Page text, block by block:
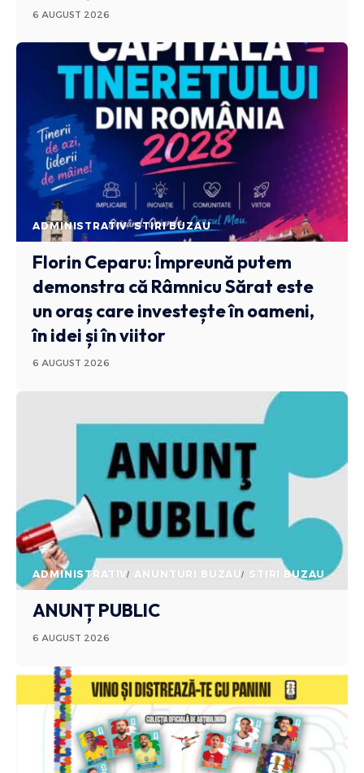
6 AUGUST 2026
ADMINISTRATIV STIRI BUZAU
Florin Ceparu: Împreună putem
demonstra că Râmnicu Sărat este
un oraș care investește în oameni,
în idei și în viitor
6 AUGUST 2026
ADMINISTRATIV ANUNTURI BUZAU STIRI BUZAU
ANUNȚ PUBLIC
6 AUGUST 2026